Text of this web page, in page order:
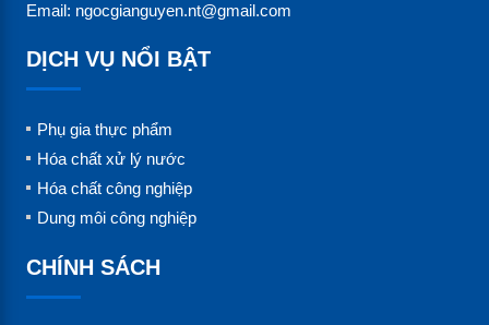
Chi nhánh: Lô 20, CN3, CCN Dabaco Khúc
Xuyên, P. Kinh Bắc, Bắc Ninh
Email: ngocgianguyen.nt@gmail.com
DỊCH VỤ NỔI BẬT
Phụ gia thực phẩm
Hóa chất xử lý nước
Hóa chất công nghiệp
Dung môi công nghiệp
CHÍNH SÁCH